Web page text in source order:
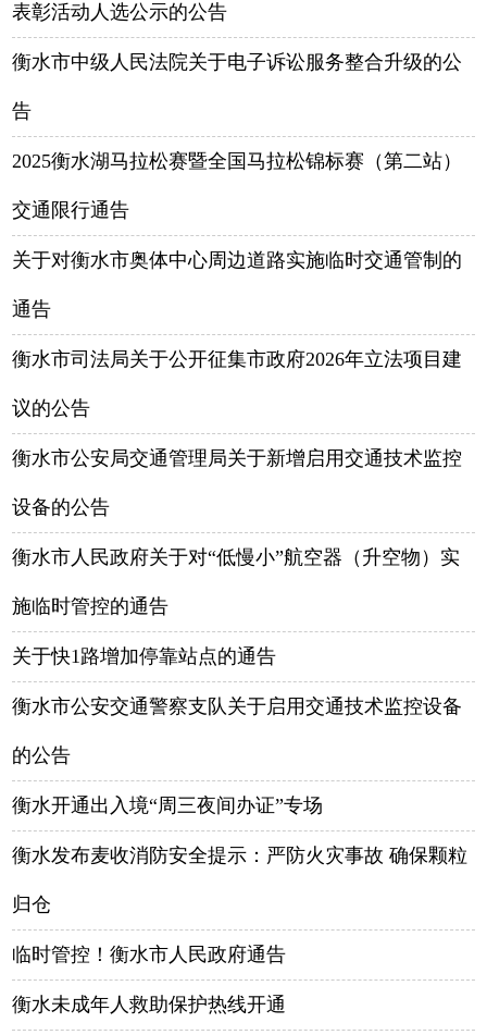
表彰活动人选公示的公告
衡水市中级人民法院关于电子诉讼服务整合升级的公
告
2025衡水湖马拉松赛暨全国马拉松锦标赛（第二站）
交通限行通告
关于对衡水市奥体中心周边道路实施临时交通管制的
通告
衡水市司法局关于公开征集市政府2026年立法项目建
议的公告
衡水市公安局交通管理局关于新增启用交通技术监控
设备的公告
衡水市人民政府关于对“低慢小”航空器（升空物）实
施临时管控的通告
关于快1路增加停靠站点的通告
衡水市公安交通警察支队关于启用交通技术监控设备
的公告
衡水开通出入境“周三夜间办证”专场
衡水发布麦收消防安全提示：严防火灾事故 确保颗粒
归仓
临时管控！衡水市人民政府通告
衡水未成年人救助保护热线开通